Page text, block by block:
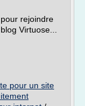
rejoindre
Virtuose...
pour un site